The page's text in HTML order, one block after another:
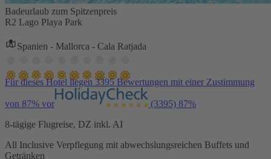
Badeurlaub zum Spitzenpreis
R2 Lago Playa Park
Spanien - Mallorca - Cala Ratjada
Für dieses Hotel liegen 3395 Bewertungen mit einer Zustimmung
von 87% vor (3395) 87%
8-tägige Flugreise, DZ inkl. AI
All Inclusive Verpflegung mit abwechslungsreichen Buffets und
Getränken